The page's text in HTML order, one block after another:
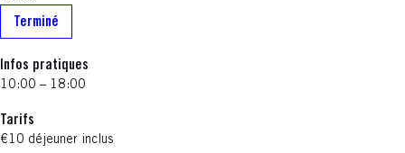
Terminé
Infos pratiques
10:00 – 18:00
Tarifs
€10 déjeuner inclus